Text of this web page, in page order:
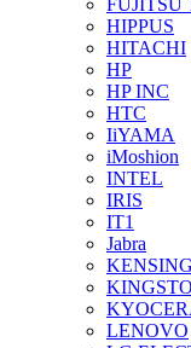
HIPPUS
HITACHI
HP
HP INC
HTC
IiYAMA
iMoshion
INTEL
IRIS
IT1
Jabra
LENOVO